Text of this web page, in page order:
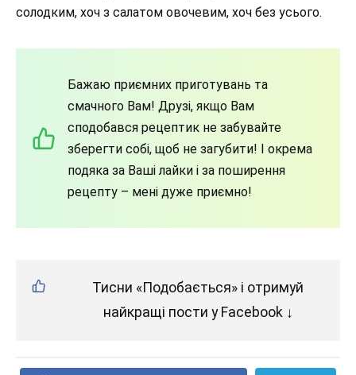
солодким, хоч з салатом овочевим, хоч без усього.
Бажаю приємних приготувань та
смачного Вам! Друзі, якщо Вам
сподобався рецептик не забувайте
зберегти собі, щоб не загубити! І окрема
подяка за Ваші лайки і за поширення
рецепту – мені дуже приємно!
Тисни «Подобається» і отримуй
найкращі пости у Facebook ↓